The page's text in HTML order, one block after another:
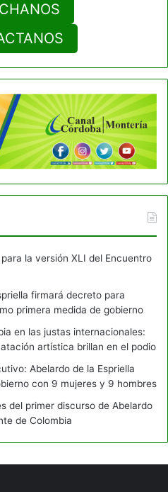
la versión XLI del Encuentro
firmará decreto para
primera medida de gobierno
en las justas internacionales:
artística brillan en el podio
Abelardo de la Espriella
con 9 mujeres y 9 hombres
del primer discurso de Abelardo
de Colombia